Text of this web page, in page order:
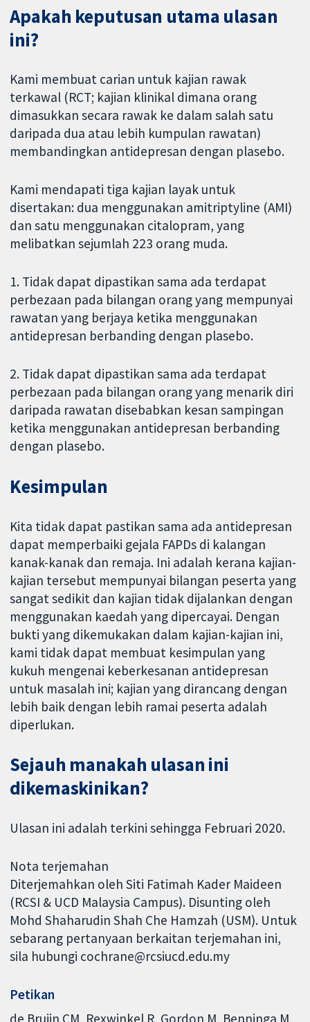
Apakah keputusan utama ulasan
ini?
Kami membuat carian untuk kajian rawak
terkawal (RCT; kajian klinikal dimana orang
dimasukkan secara rawak ke dalam salah satu
daripada dua atau lebih kumpulan rawatan)
membandingkan antidepresan dengan plasebo.
Kami mendapati tiga kajian layak untuk
disertakan: dua menggunakan amitriptyline (AMI)
dan satu menggunakan citalopram, yang
melibatkan sejumlah 223 orang muda.
1. Tidak dapat dipastikan sama ada terdapat
perbezaan pada bilangan orang yang mempunyai
rawatan yang berjaya ketika menggunakan
antidepresan berbanding dengan plasebo.
2. Tidak dapat dipastikan sama ada terdapat
perbezaan pada bilangan orang yang menarik diri
daripada rawatan disebabkan kesan sampingan
ketika menggunakan antidepresan berbanding
dengan plasebo.
Kesimpulan
Kita tidak dapat pastikan sama ada antidepresan
dapat memperbaiki gejala FAPDs di kalangan
kanak-kanak dan remaja. Ini adalah kerana kajian-
kajian tersebut mempunyai bilangan peserta yang
sangat sedikit dan kajian tidak dijalankan dengan
menggunakan kaedah yang dipercayai. Dengan
bukti yang dikemukakan dalam kajian-kajian ini,
kami tidak dapat membuat kesimpulan yang
kukuh mengenai keberkesanan antidepresan
untuk masalah ini; kajian yang dirancang dengan
lebih baik dengan lebih ramai peserta adalah
diperlukan.
Sejauh manakah ulasan ini
dikemaskinikan?
Ulasan ini adalah terkini sehingga Februari 2020.
Nota terjemahan
Diterjemahkan oleh Siti Fatimah Kader Maideen
(RCSI & UCD Malaysia Campus). Disunting oleh
Mohd Shaharudin Shah Che Hamzah (USM). Untuk
sebarang pertanyaan berkaitan terjemahan ini,
sila hubungi cochrane@rcsiucd.edu.my
Petikan